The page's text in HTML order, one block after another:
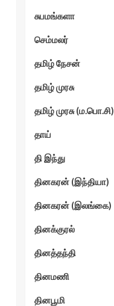
சுபமங்களா
செம்மலர்
தமிழ் நேசன்
தமிழ் முரசு
தமிழ் முரசு (ம.பொ.சி)
தாய்
தி இந்து
தினகரன் (இந்தியா)
தினகரன் (இலங்கை)
தினக்குரல்
தினத்தந்தி
தினமணி
தினபூமி